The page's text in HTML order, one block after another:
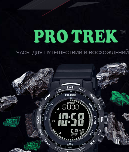
ЧАСЫ ДЛЯ ПУТЕШЕСТВИЙ И ВОСХОЖДЕНИЙ